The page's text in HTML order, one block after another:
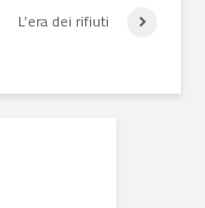
L’era dei rifiuti